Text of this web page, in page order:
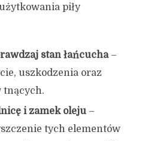
piły
stan łańcucha–
uszkodzenia oraz
tnących.
i zamek oleju–
tych elementów